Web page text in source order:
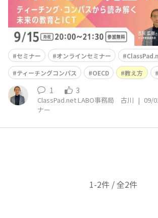
セミナー オンラインセミナー
ティーチングコンパス
OECD 教え方
1 3
ClassPad.net LABO事務局 古川 | 09/
ナー
1-2件 / 全2件